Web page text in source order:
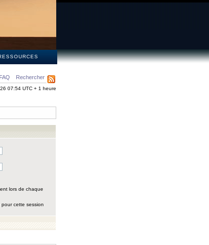
FAQ Rechercher
07:54 UTC + 1 heure
lors de chaque
cette session